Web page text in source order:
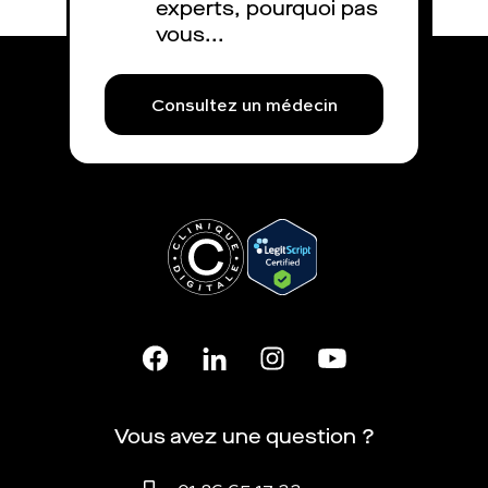
experts, pourquoi pas
vous...
Consultez un médecin
Vous avez une question ?